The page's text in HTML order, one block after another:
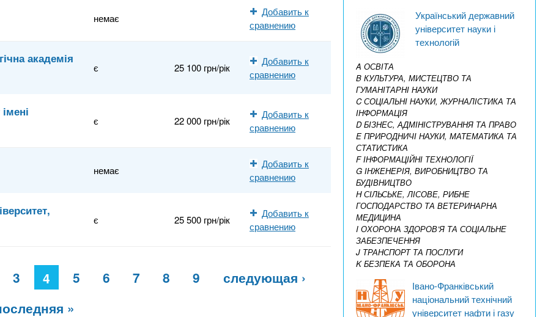
немає
Добавить к
сравнению
академія
є 25 100 грн/рік
Добавить к
сравнению
є 22 000 грн/рік
Добавить к
сравнению
немає
Добавить к
сравнению
є 25 500 грн/рік
Добавить к
сравнению
3 4 5 6 7 8 9
следующая ›
»
Український державний
університет науки і
технологій
A ОСВІТА
B КУЛЬТУРА, МИСТЕЦТВО ТА
ГУМАНІТАРНІ НАУКИ
C СОЦІАЛЬНІ НАУКИ, ЖУРНАЛІСТИКА ТА
ІНФОРМАЦІЯ
D БІЗНЕС, АДМІНІСТРУВАННЯ ТА ПРАВО
E ПРИРОДНИЧІ НАУКИ, МАТЕМАТИКА ТА
СТАТИСТИКА
F ІНФОРМАЦІЙНІ ТЕХНОЛОГІЇ
G ІНЖЕНЕРІЯ, ВИРОБНИЦТВО ТА
БУДІВНИЦТВО
H СІЛЬСЬКЕ, ЛІСОВЕ, РИБНЕ
ГОСПОДАРСТВО ТА ВЕТЕРИНАРНА
МЕДИЦИНА
I ОХОРОНА ЗДОРОВ’Я ТА СОЦІАЛЬНЕ
ЗАБЕЗПЕЧЕННЯ
J ТРАНСПОРТ ТА ПОСЛУГИ
K БЕЗПЕКА ТА ОБОРОНА
Івано-Франківський
національний технічний
університет нафти і газу